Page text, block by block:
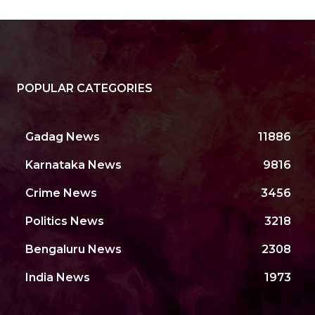
POPULAR CATEGORIES
Gadag News 11886
Karnataka News 9816
Crime News 3456
Politics News 3218
Bengaluru News 2308
India News 1973